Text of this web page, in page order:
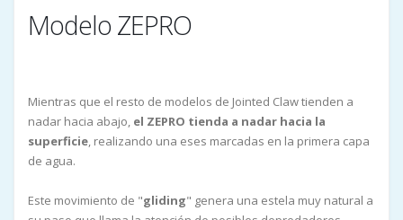
Modelo ZEPRO
Mientras que el resto de modelos de Jointed Claw tienden a
nadar hacia abajo, el ZEPRO tienda a nadar hacia la
superficie, realizando una eses marcadas en la primera capa
de agua.
Este movimiento de "gliding" genera una estela muy natural a